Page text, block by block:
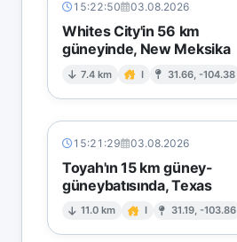
15:22:50 03.08.2026
Whites City'in 56 km
güneyinde, New Meksika
7.4 km I 31.66, -104.38
15:21:29 03.08.2026
Toyah'ın 15 km güney-
güneybatısında, Texas
11.0 km I 31.19, -103.86